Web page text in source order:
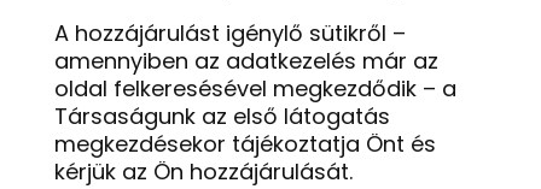
A hozzájárulást igénylő sütikről –
amennyiben az adatkezelés már az
oldal felkeresésével megkezdődik – a
Társaságunk az első látogatás
megkezdésekor tájékoztatja Önt és
kérjük az Ön hozzájárulását.